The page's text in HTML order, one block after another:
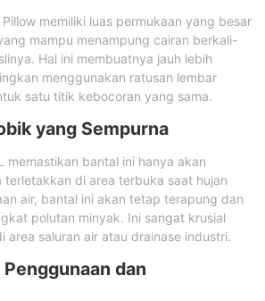
memiliki luas permukaan yang besar
mampu menampung cairan berkali-
Hal ini membuatnya jauh lebih
menggunakan ratusan lembar
satu titik kebocoran yang sama.
yang Sempurna
memastikan bantal ini hanya akan
terletakkan di area terbuka saat hujan
air, bantal ini akan tetap terapung dan
polutan minyak. Ini sangat krusial
area saluran air atau drainase industri.
dan